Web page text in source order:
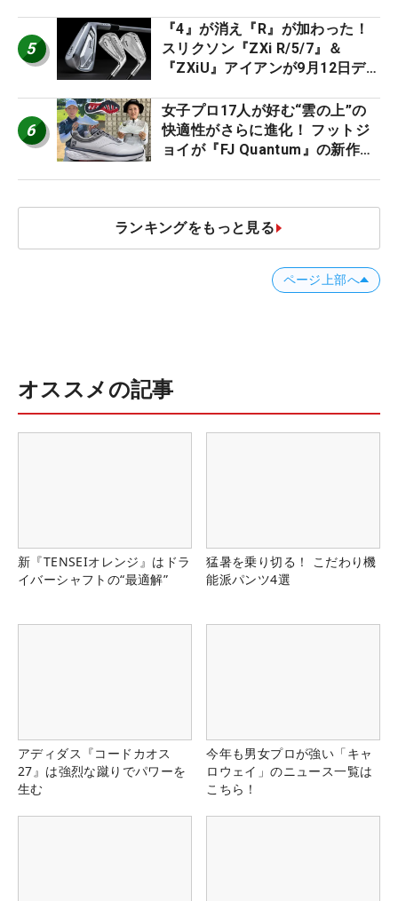
5
『4』が消え『R』が加わった！
スリクソン『ZXi R/5/7』＆
『ZXiU』アイアンが9月12日デ
6
女子プロ17人が好む“雲の上”の
快適性がさらに進化！ フットジ
ョイが『FJ Quantum』の新作を
ランキングをもっと見る
ページ上部へ
オススメの記事
新『TENSEIオレンジ』はドラ
イバーシャフトの“最適解”
猛暑を乗り切る！ こだわり機
能派パンツ4選
アディダス『コードカオス
27』は強烈な蹴りでパワーを
生む
今年も男女プロが強い「キャ
ロウェイ」のニュース一覧は
こちら！